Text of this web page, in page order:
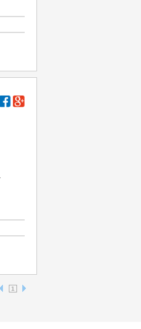
1